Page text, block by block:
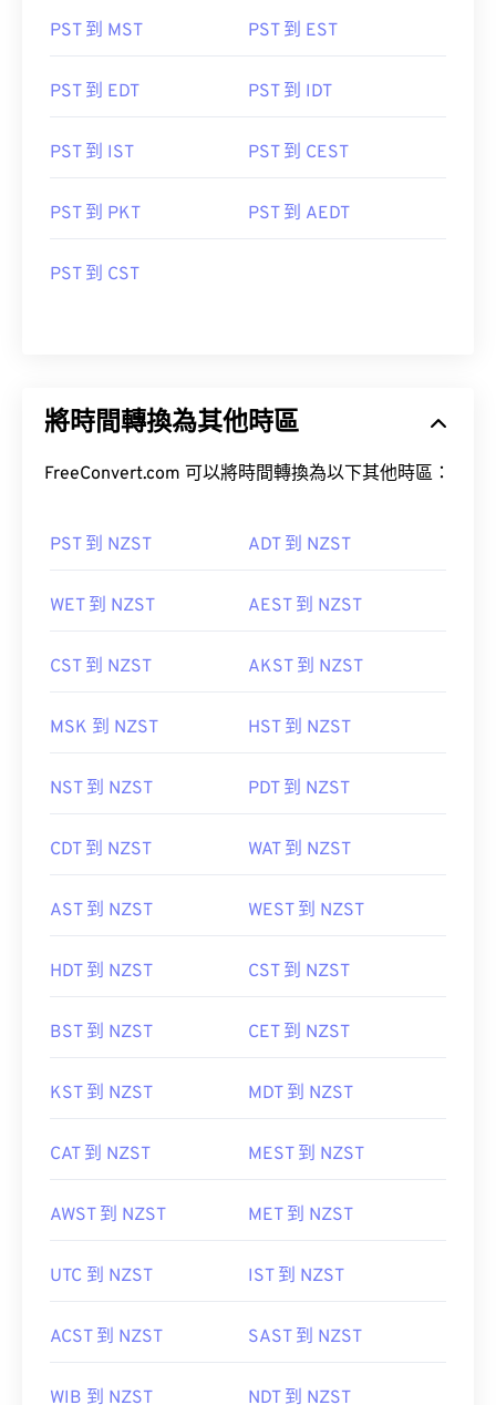
PST 到 MST PST 到 EST
PST 到 EDT PST 到 IDT
PST 到 IST PST 到 CEST
PST 到 PKT PST 到 AEDT
PST 到 CST
將時間轉換為其他時區
FreeConvert.com 可以將時間轉換為以下其他時區：
PST 到 NZST ADT 到 NZST
WET 到 NZST AEST 到 NZST
CST 到 NZST AKST 到 NZST
MSK 到 NZST HST 到 NZST
NST 到 NZST PDT 到 NZST
CDT 到 NZST WAT 到 NZST
AST 到 NZST WEST 到 NZST
HDT 到 NZST CST 到 NZST
BST 到 NZST CET 到 NZST
KST 到 NZST MDT 到 NZST
CAT 到 NZST MEST 到 NZST
AWST 到 NZST MET 到 NZST
UTC 到 NZST IST 到 NZST
ACST 到 NZST SAST 到 NZST
WIB 到 NZST NDT 到 NZST